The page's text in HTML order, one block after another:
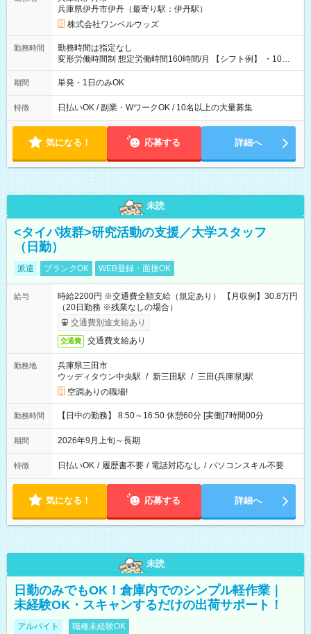
兵庫県伊丹市伊丹（最寄り駅：伊丹駅）
株式会社ワンベルウッズ
勤務時間
勤務時間は指定なし
変形労働時間制 想定労働時間160時間/月 【シフト例】 ・10：
00～20：00
期間 単発・1日のみOK
特徴 日払いOK / 副業・WワークOK / 10名以上の大量募集
気になる！ 応募する 詳細へ
未読
<タイパ抜群>研究活動の支援／大学スタッフ
（日勤）
派遣 ブランクOK WEB登録・面接OK
給与
時給2200円 ※交通費全額支給（規定あり） 【月収例】30.8万円
（20日勤務 ※残業なしの場合）
交通費別途支給あり
交通費 交通費支給あり
勤務地
兵庫県三田市
ウッディタウン中央駅 / 新三田駅 / 三田(兵庫県)駅
空調ありの職場!
勤務時間 【日中の勤務】 8:50～16:50 休憩60分 [実働]7時間00分
期間 2026年9月上旬～長期
特徴 日払いOK / 履歴書不要 / 電話対応なし / パソコンスキル不要
気になる！ 応募する 詳細へ
未読
日勤のみでもOK！倉庫内でのシンプル軽作業｜
未経験OK・スキャンするだけの出荷サポート！
アルバイト 職種未経験OK